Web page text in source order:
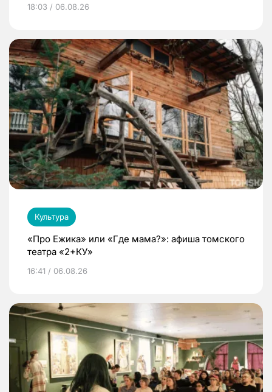
18:03 / 06.08.26
Культура
«Про Ежика» или «Где мама?»: афиша томского
театра «2+КУ»
16:41 / 06.08.26